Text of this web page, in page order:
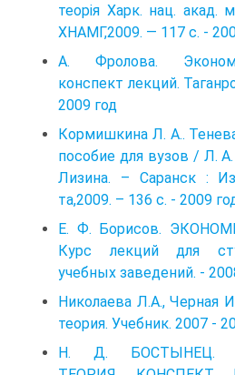
теорія Харк. нац. акад.
ХНАМГ,2009. — 117 с. -
А. Фролова.
конспект лекций.
2009 год
Кормишкина Л. А..
пособие для вузов / Л.
Лизина. – Саранск :
та,2009. – 136 с. - 2009
Е. Ф. Борисов.
Курс лекций для
учебных заведений. -
Николаева Л.А., Черная
теория. Учебник. 2007 -
Н. Д. БОСТЫНЕЦ.